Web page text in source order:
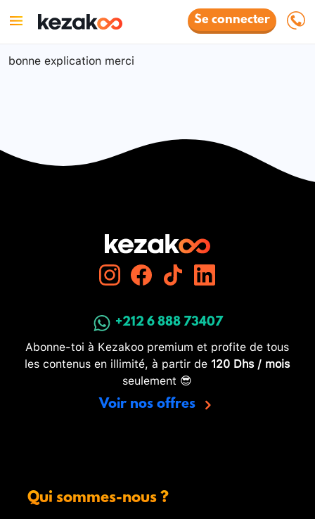
Se connecter
bonne explication merci
+212 6 888 73407
Abonne-toi à Kezakoo premium et profite de tous
les contenus en illimité, à partir de 120 Dhs / mois
seulement 😎
Voir nos offres
Qui sommes-nous ?